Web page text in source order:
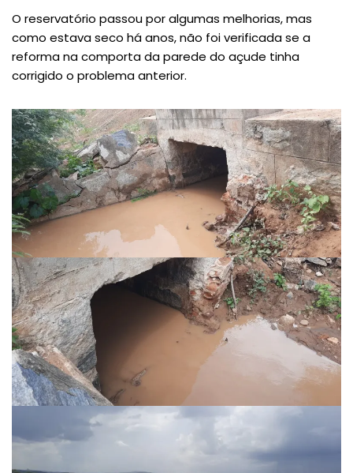
O reservatório passou por algumas melhorias, mas
como estava seco há anos, não foi verificada se a
reforma na comporta da parede do açude tinha
corrigido o problema anterior.